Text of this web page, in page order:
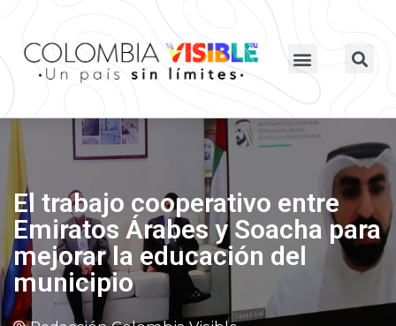
El trabajo cooperativo entre
Emiratos Árabes y Soacha para
mejorar la educación del
municipio